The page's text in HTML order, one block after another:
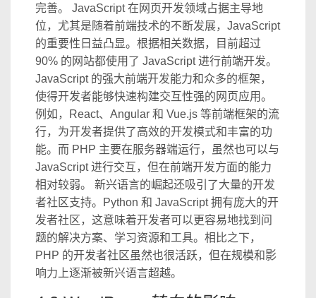
完善。 JavaScript 在网页开发领域占据主导地
位，尤其是随着前端技术的不断发展，JavaScript
的重要性日益凸显。根据相关数据，目前超过
90% 的网站都使用了 JavaScript 进行前端开发。
JavaScript 的强大前端开发能力和众多的框架，
使得开发者能够快速构建交互性强的网页应用。
例如，React、Angular 和 Vue.js 等前端框架的流
行，为开发者提供了高效的开发模式和丰富的功
能。而 PHP 主要在服务器端运行，虽然也可以与
JavaScript 进行交互，但在前端开发方面的能力
相对较弱。 新兴语言的崛起还吸引了大量的开发
者社区支持。Python 和 JavaScript 拥有庞大的开
发者社区，这意味着开发者可以更容易地找到问
题的解决方案、学习资源和工具。相比之下，
PHP 的开发者社区虽然也很活跃，但在规模和影
响力上逐渐被新兴语言超越。